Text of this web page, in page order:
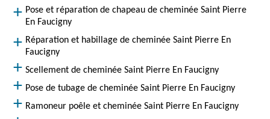
Pose et réparation de chapeau de cheminée Saint Pierre
En Faucigny
Réparation et habillage de cheminée Saint Pierre En
Faucigny
Scellement de cheminée Saint Pierre En Faucigny
Pose de tubage de cheminée Saint Pierre En Faucigny
Ramoneur poêle et cheminée Saint Pierre En Faucigny